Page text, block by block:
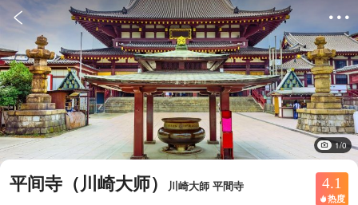
 
1/0
平间寺（川崎大师） 川崎大師 平間寺 4.1
 热度